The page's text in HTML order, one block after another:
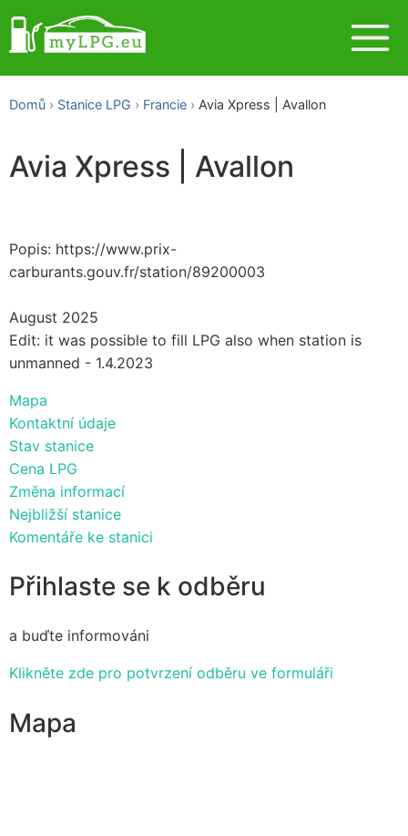
Domů Stanice LPG Francie Avia Xpress | Avallon
Avia Xpress | Avallon
Popis: https://www.prix-
carburants.gouv.fr/station/89200003
August 2025
Edit: it was possible to fill LPG also when station is
unmanned - 1.4.2023
Mapa
Kontaktní údaje
Stav stanice
Cena LPG
Změna informací
Nejbližší stanice
Komentáře ke stanici
Přihlaste se k odběru
a buďte informováni
Klikněte zde pro potvrzení odběru ve formuláři
Mapa